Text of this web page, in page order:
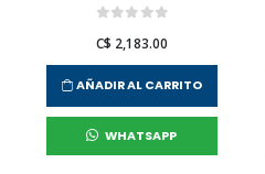
C$ 2,183.00
AÑADIR AL CARRITO
WHATSAPP